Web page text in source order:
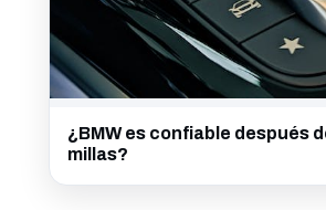
¿BMW es confiable después
millas?